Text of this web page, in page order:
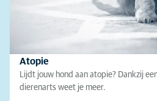
Atopie
Lijdt jouw hond aan atopie? Dankzij
dierenarts weet je meer.